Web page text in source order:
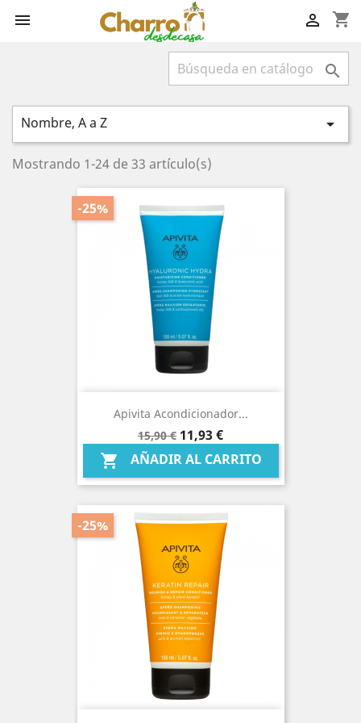
 shopping_cart


Nombre, A a Z 
Mostrando 1-24 de 33 artículo(s)
Apivita Acondicionador...
Precio
base
15,90 €
-25%
Precio
11,93 €
 AÑADIR AL CARRITO
-25%